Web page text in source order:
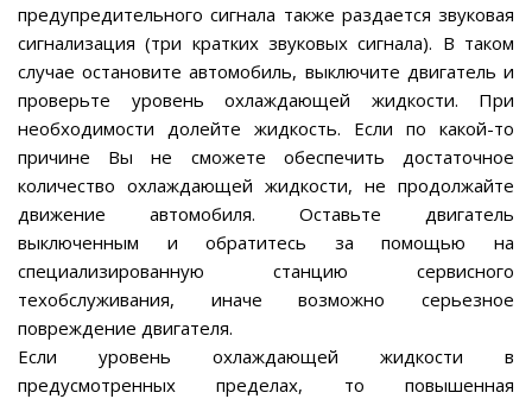
предупредительного сигнала также раздается звуковая
сигнализация (три кратких звуковых сигнала). В таком
случае остановите автомобиль, выключите двигатель и
проверьте уровень охлаждающей жидкости. При
необходимости долейте жидкость. Если по какой-то
причине Вы не сможете обеспечить достаточное
количество охлаждающей жидкости, не продолжайте
движение автомобиля. Оставьте двигатель
выключенным и обратитесь за помощью на
специализированную станцию сервисного
техобслуживания, иначе возможно серьезное
повреждение двигателя.
Если уровень охлаждающей жидкости в
предусмотренных пределах, то повышенная